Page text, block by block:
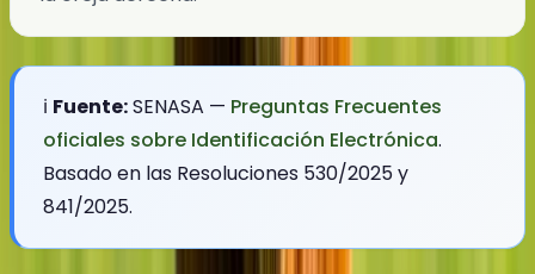
ℹ️ Fuente:SENASA — Preguntas Frecuentes
oficiales sobre Identificación Electrónica.
Basado en las Resoluciones 530/2025 y
841/2025.